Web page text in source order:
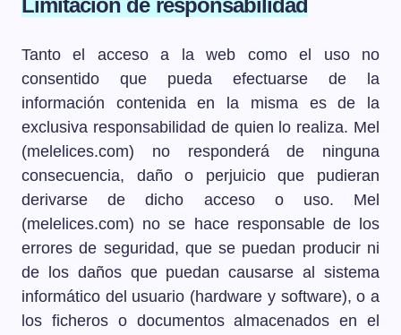
Limitación de responsabilidad
Tanto el acceso a la web como el uso no
consentido que pueda efectuarse de la
información contenida en la misma es de la
exclusiva responsabilidad de quien lo realiza. Mel
(melelices.com) no responderá de ninguna
consecuencia, daño o perjuicio que pudieran
derivarse de dicho acceso o uso. Mel
(melelices.com) no se hace responsable de los
errores de seguridad, que se puedan producir ni
de los daños que puedan causarse al sistema
informático del usuario (hardware y software), o a
los ficheros o documentos almacenados en el